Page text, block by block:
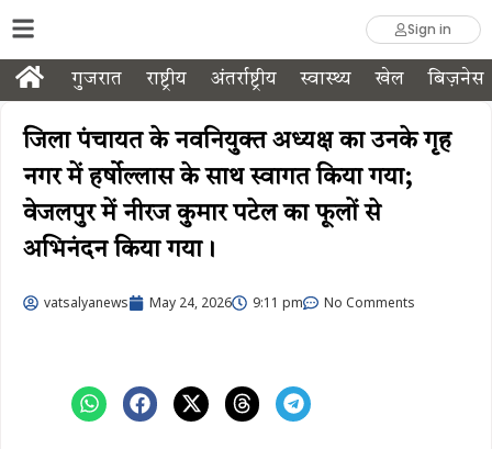
Sign in
गुजरात राष्ट्रीय अंतर्राष्ट्रीय स्वास्थ्य खेल बिज़नेस
जिला पंचायत के नवनियुक्त अध्यक्ष का उनके गृह
नगर में हर्षोल्लास के साथ स्वागत किया गया;
वेजलपुर में नीरज कुमार पटेल का फूलों से
अभिनंदन किया गया।
vatsalyanews May 24, 2026 9:11 pm No Comments